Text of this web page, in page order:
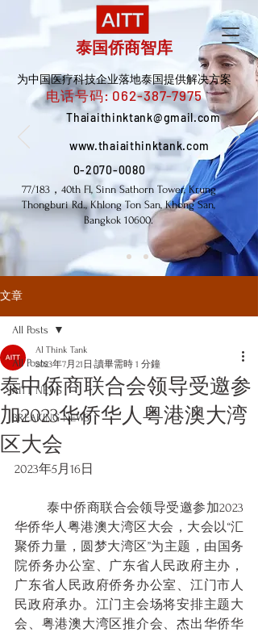
泰国侨商智库
为中国医疗科技企业落地泰国提供解决方案
电话号码:062-387-7975
Thaiaithinktank@gmail.com
www.thaiaithinktank.com
0-2070-0080
77/183，40th Fl, Sinn Sathorn Tower, Krung
Thongburi Rd., Khlong Ton San, Khong San,
Bangkok 10600.
文章
All Posts
AITT NEWS
BREAKING NEWS
All Posts
泰中侨商联合会领导受邀参
加2023华侨华人粤港澳大湾
区大会
AI Think Tank
2023年7月21日 讀畢需時 1 分鐘
2023年5月16日
	泰中侨商联合会领导受邀参加2023
华侨华人粤港澳大湾区大会，大会以“汇
聚侨力量，圆梦大湾区”为主题，由国务
院侨务办公室、广东省人民政府主办，
广东省人民政府侨务办公室、江门市人
民政府承办。江门主会场将安排主题大
会、粤港澳大湾区推介会、杰出华侨华